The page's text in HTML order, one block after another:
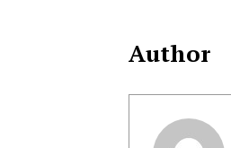
Author